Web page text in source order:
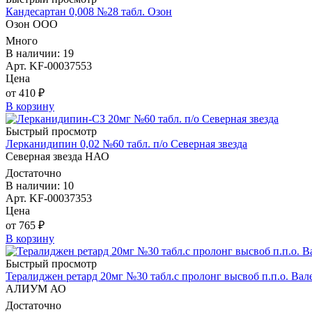
Кандесартан 0,008 №28 табл. Озон
Озон ООО
Много
В наличии: 19
Арт. KF-00037553
Цена
от 410 ₽
В корзину
Быстрый просмотр
Лерканидипин 0,02 №60 табл. п/о Северная звезда
Северная звезда НАО
Достаточно
В наличии: 10
Арт. KF-00037353
Цена
от 765 ₽
В корзину
Быстрый просмотр
Тералиджен ретард 20мг №30 табл.с пролонг высвоб п.п.о.
АЛИУМ АО
Достаточно